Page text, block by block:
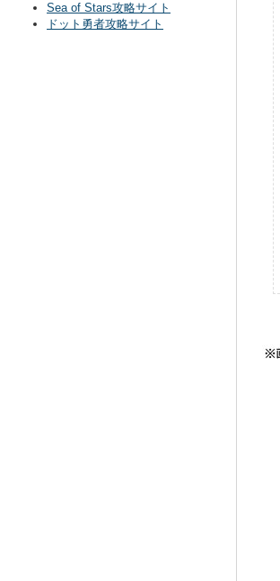
Sea of Stars攻略サイト
ドット勇者攻略サイト